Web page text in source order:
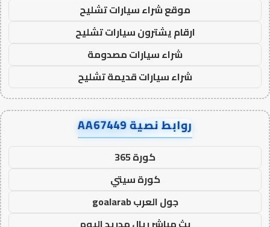
موقع شراء سيارات تشليح
ارقام يشترون سيارات تشليح
شراء سيارات مصدومة
شراء سيارات قديمة تشليح
روابط نصية AA67449
كورة 365
كورة سيتي
جول العرب goalarab